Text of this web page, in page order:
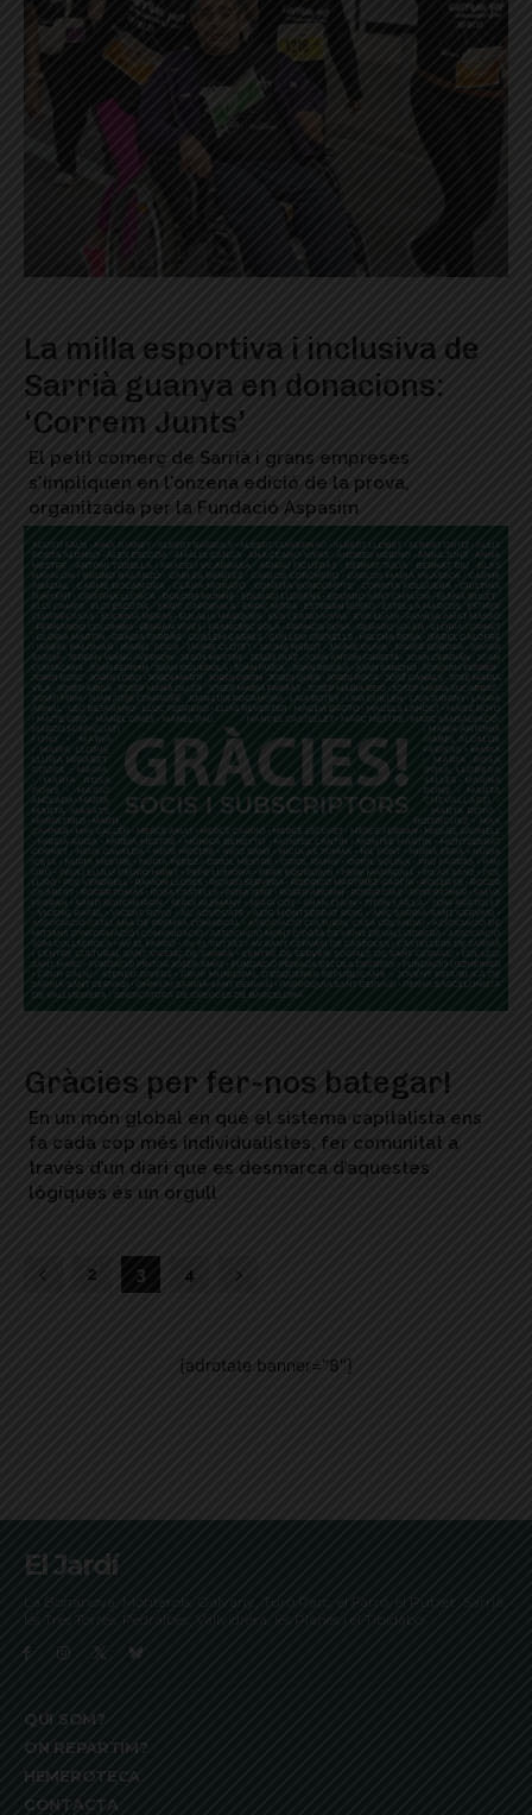
La milla esportiva i inclusiva de
Sarrià guanya en donacions:
‘Correm Junts’
El petit comerç de Sarrià i grans empreses
s'impliquen en l'onzena edició de la prova,
organitzada per la Fundació Aspasim
Gràcies per fer-nos bategar!
En un món global en què el sistema capitalista ens
fa cada cop més individualistes, fer comunitat a
través d’un diari que es desmarca d’aquestes
lògiques és un orgull
2 3 4
[adrotate banner="8"]
El Jardí
La Bonanova, Monterols, Galvany, Turó Parc, el Farró, el Putxet, Sarrià,
les Tres Torres, Pedralbes, Vallvidrera, les Planes i el Tibidabo
QUI SOM?
ON REPARTIM?
HEMEROTECA
CONTACTA